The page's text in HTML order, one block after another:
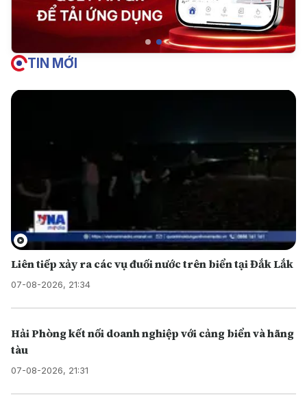
TIN MỚI
Liên tiếp xảy ra các vụ đuối nước trên biển tại Đắk Lắk
07-08-2026, 21:34
Hải Phòng kết nối doanh nghiệp với cảng biển và hãng
tàu
07-08-2026, 21:31